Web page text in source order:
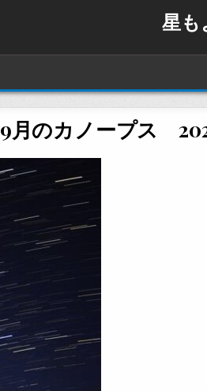
星
9月のカノープス